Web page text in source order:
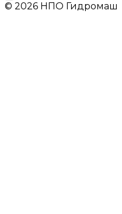
© 2026 НПО Гидромаш